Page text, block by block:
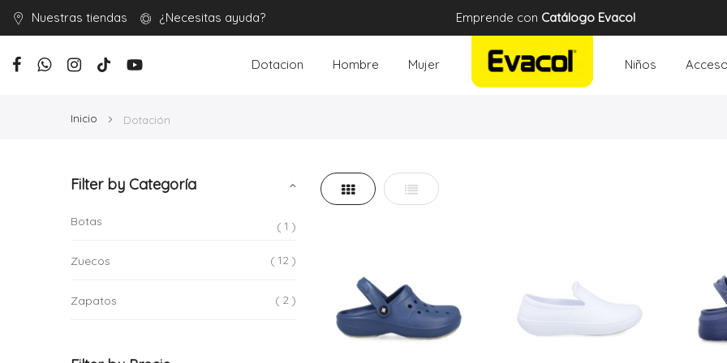
Nuestras tiendas ¿Necesitas ayuda? Emprende con Catálogo Evacol
Dotacion Hombre Mujer Niños
Inicio Dotación
Ver
Parrilla Lista
Filter by Categoría
Botas 1
Zuecos 12
Zapatos 2